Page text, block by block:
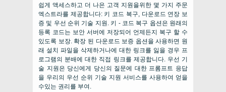
쉽게 ​​액세스하고 더 나은 고객 지원을위한 몇 가지 주문
엑스트라를 제공합니다: 키 코드 복구, 다운로드 연장 보
증 및 우선 순위 기술 지원. 키 - 코드 복구 옵션은 원래의
등록 코드는 보안 서버에 저장되어 언제든지 복구 할 수
있도록 보장. 확장 된 다운로드 보증 옵션을 사용하면 원
래 설치 파일을 삭제하거나에 대한 링크를 잃을 경우 프
로그램의 분배에 대한 직접 링크를 제공합니다. 우선 기
술 지원은 당신에게 당신의 질문에 대한 프롬프트 응답
을 우리의 우선 순위 기술 지원 서비스를 사용하여 얻을
수있는 권리를 부여.